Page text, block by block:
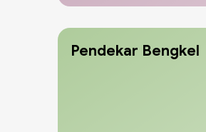
Pendekar Bengkel